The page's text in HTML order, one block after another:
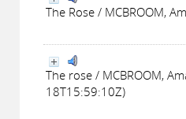
The Rose / MCBROOM,
The rose / MCBROOM,
18T15:59:10Z)